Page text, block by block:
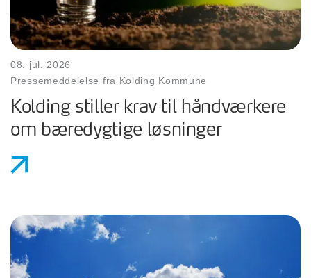
08. jul. 2026
Pressemeddelelse fra Kolding Kommune
Kolding stiller krav til håndværkere
om bæredygtige løsninger